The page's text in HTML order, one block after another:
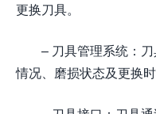
更换刀具。
– 刀具管理系统：
情况、磨损状态及更换